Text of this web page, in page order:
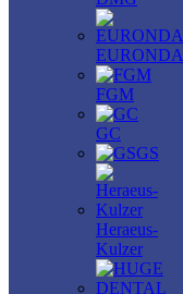
EURONDA
FGM
GC
GS
Heraeus-
Kulzer